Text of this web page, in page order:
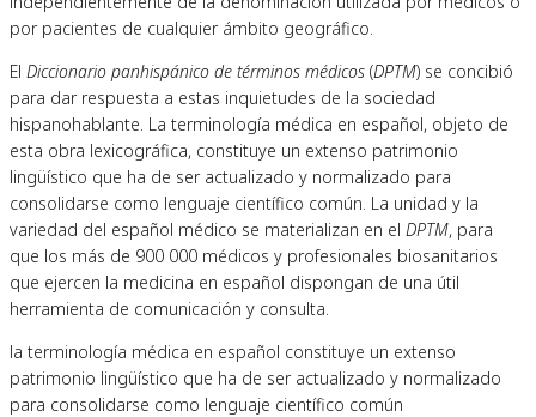
por pacientes de cualquier ámbito geográfico.
El Diccionario panhispánico de términos médicos (DPTM) se concibió
para dar respuesta a estas inquietudes de la sociedad
hispanohablante. La terminología médica en español, objeto de
esta obra lexicográfica, constituye un extenso patrimonio
lingüístico que ha de ser actualizado y normalizado para
consolidarse como lenguaje científico común. La unidad y la
variedad del español médico se materializan en el DPTM, para
que los más de 900 000 médicos y profesionales biosanitarios
que ejercen la medicina en español dispongan de una útil
herramienta de comunicación y consulta.
la terminología médica en español constituye un extenso
patrimonio lingüístico que ha de ser actualizado y normalizado
para consolidarse como lenguaje científico común